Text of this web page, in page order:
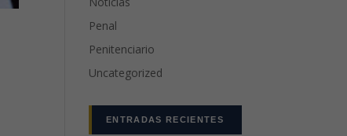
Penal
Penitenciario
Uncategorized
ENTRADAS RECIENTES